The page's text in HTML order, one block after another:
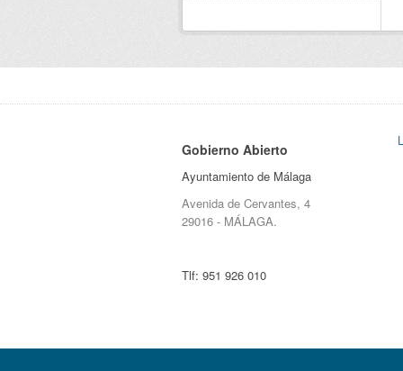
Gobierno Abierto
Ayuntamiento de Málaga
Avenida de Cervantes, 4
29016 - MÁLAGA.
Tlf: 951 926 010